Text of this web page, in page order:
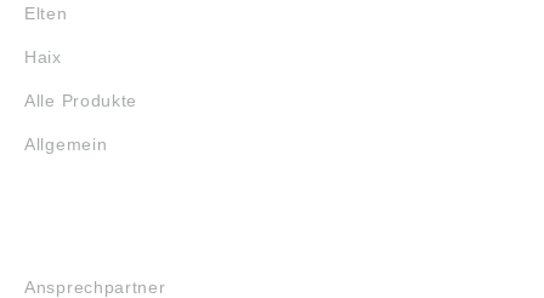
Elten
Haix
Alle Produkte
Allgemein
Ansprechpartner